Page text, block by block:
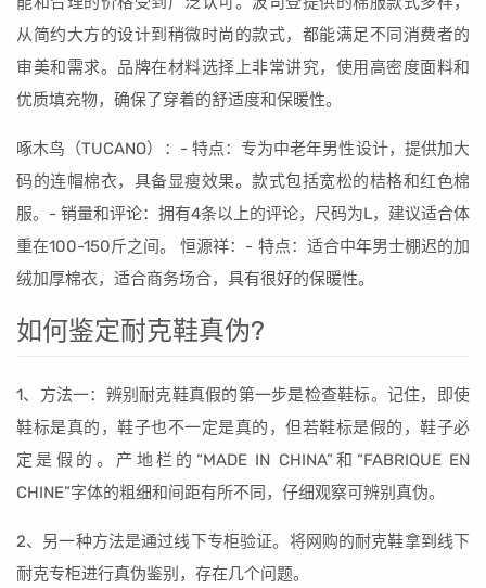
从简约大方的设计到稍微时尚的款式，都能满足不同消费者的
审美和需求。品牌在材料选择上非常讲究，使用高密度面料和
优质填充物，确保了穿着的舒适度和保暖性。
啄木鸟（TUCANO）：- 特点：专为中老年男性设计，提供加大
码的连帽棉衣，具备显瘦效果。款式包括宽松的桔格和红色棉
服。- 销量和评论：拥有4条以上的评论，尺码为L，建议适合体
重在100-150斤之间。 恒源祥：- 特点：适合中年男士棚迟的加
绒加厚棉衣，适合商务场合，具有很好的保暖性。
如何鉴定耐克鞋真伪?
1、方法一：辨别耐克鞋真假的第一步是检查鞋标。记住，即使
鞋标是真的，鞋子也不一定是真的，但若鞋标是假的，鞋子必
定是假的。产地栏的“MADE IN CHINA”和“FABRIQUE EN
CHINE”字体的粗细和间距有所不同，仔细观察可辨别真伪。
2、另一种方法是通过线下专柜验证。将网购的耐克鞋拿到线下
耐克专柜进行真伪鉴别，存在几个问题。